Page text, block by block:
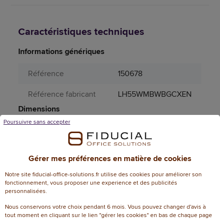
Caractéristiques techniques
Informations génériques
Référence
150678
Référence fabricant
LH55WMBWBGCXEN
Dimensions
Garantie N+1
3
Attributs spécifiques
Couleur (sauvegarde
Gérer mes préférences en matière de cookies
Notre site fiducial-office-solutions.fr utilise des cookies pour améliorer son
fonctionnement, vous proposer une experience et des publicités
personnalisées.
Nous conservons votre choix pendant 6 mois. Vous pouvez changer d'avis à
tout moment en cliquant sur le lien "gérer les cookies" en bas de chaque page
Poursuivre sans accepter